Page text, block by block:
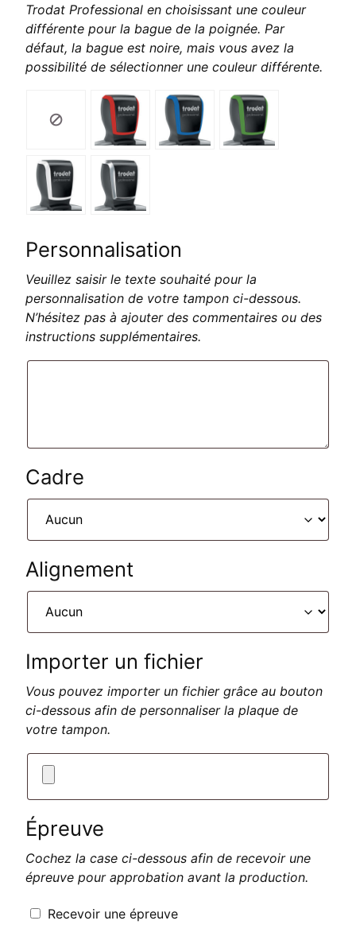
Trodat Professional en choisissant une couleur
différente pour la bague de la poignée. Par
défaut, la bague est noire, mais vous avez la
possibilité de sélectionner une couleur différente.
Personnalisation
Veuillez saisir le texte souhaité pour la
personnalisation de votre tampon ci-dessous.
N’hésitez pas à ajouter des commentaires ou des
instructions supplémentaires.
Cadre
Alignement
Importer un fichier
Vous pouvez importer un fichier grâce au bouton
ci-dessous afin de personnaliser la plaque de
votre tampon.
Épreuve
Cochez la case ci-dessous afin de recevoir une
épreuve pour approbation avant la production.
Recevoir une épreuve